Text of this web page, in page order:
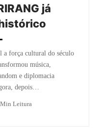
já
a força cultural do século
música,
e diplomacia
depois…
Leitura